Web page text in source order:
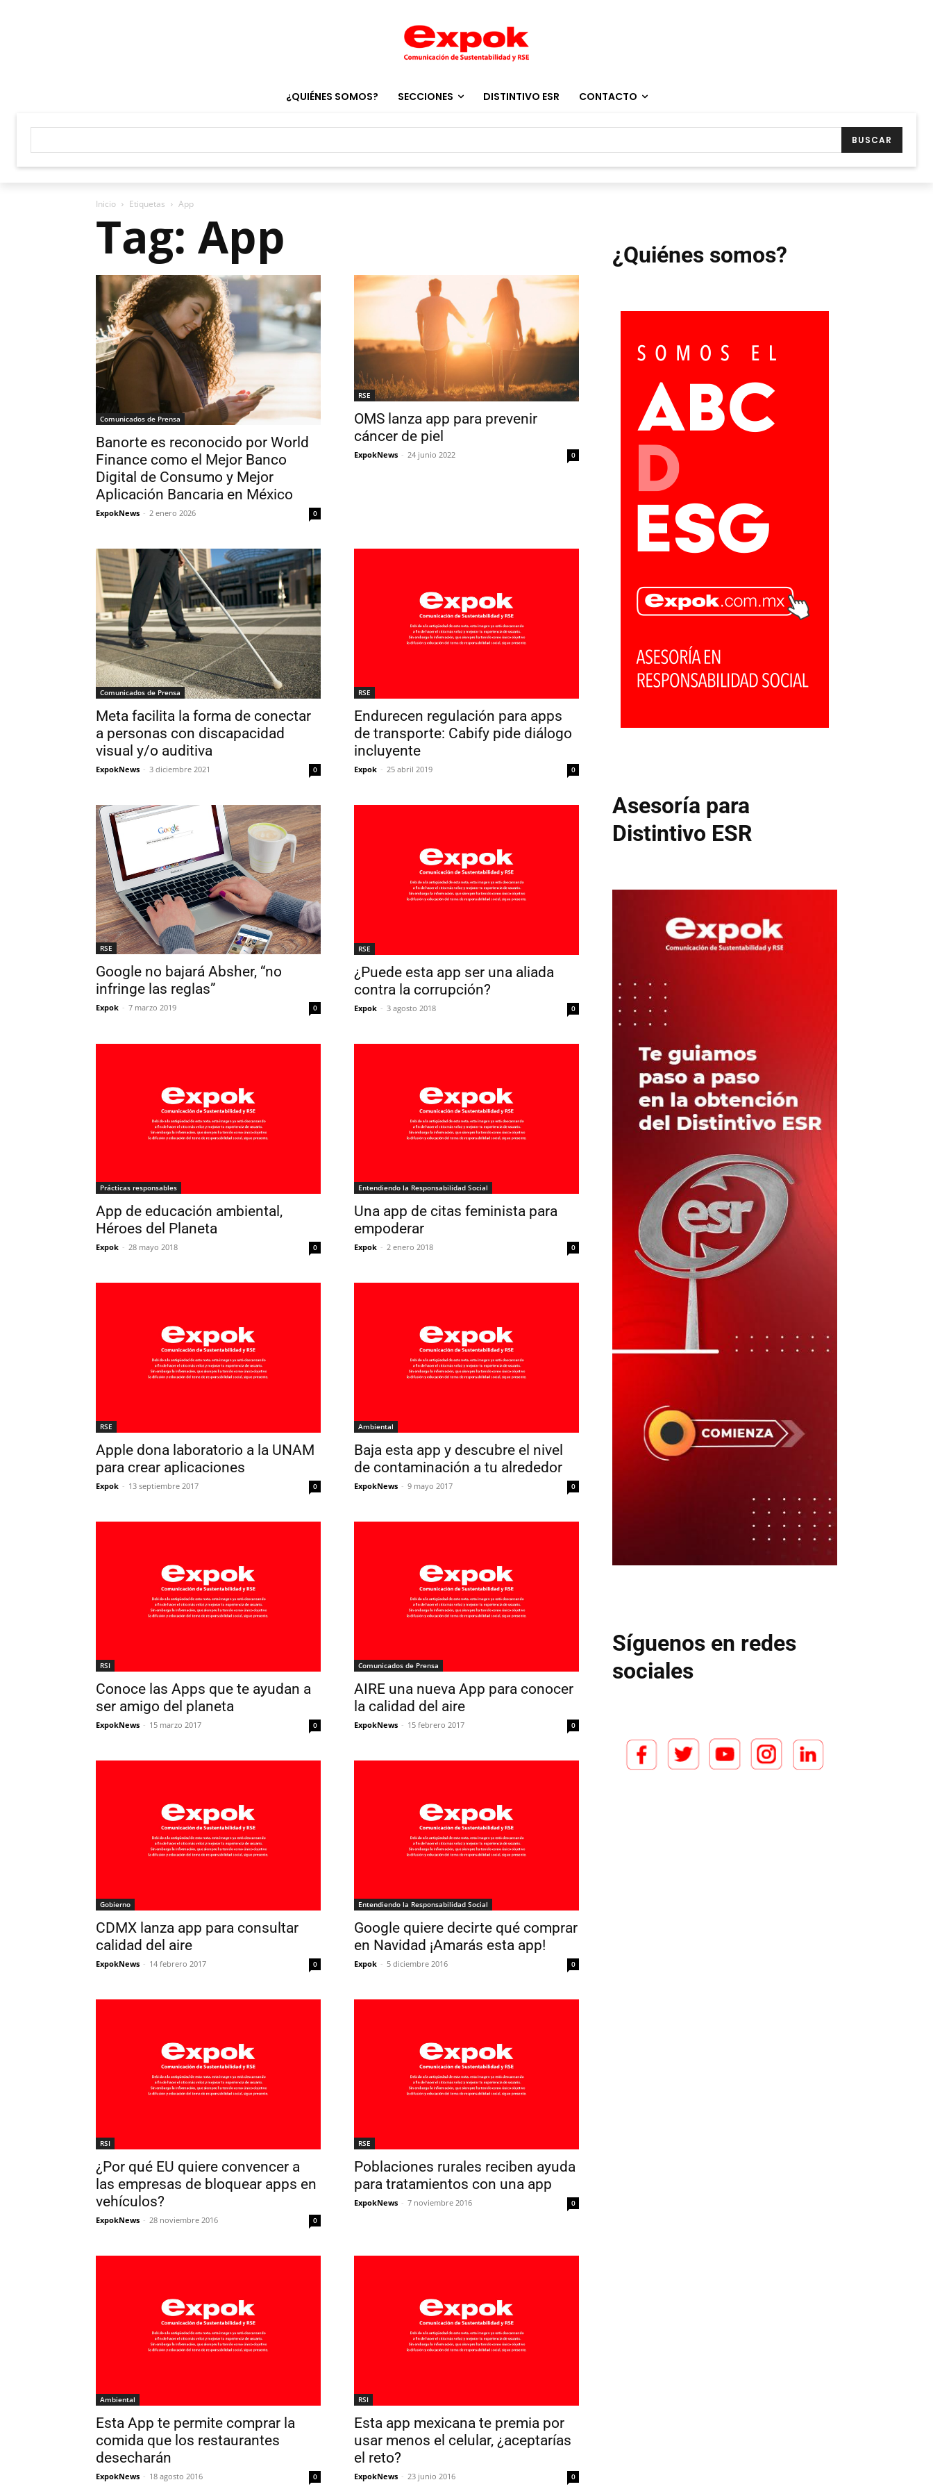
¿QUIÉNES SOMOS? SECCIONES DISTINTIVO ESR CONTACTO
BUSCAR
Inicio Etiquetas App
Tag: App
Comunicados de Prensa
Banorte es reconocido por World
Finance como el Mejor Banco
Digital de Consumo y Mejor
Aplicación Bancaria en México
ExpokNews - 2 enero 2026 0
RSE
OMS lanza app para prevenir
cáncer de piel
ExpokNews - 24 junio 2022 0
Comunicados de Prensa
Meta facilita la forma de conectar
a personas con discapacidad
visual y/o auditiva
ExpokNews - 3 diciembre 2021 0
RSE
Endurecen regulación para apps
de transporte: Cabify pide diálogo
incluyente
Expok - 25 abril 2019 0
RSE
Google no bajará Absher, “no
infringe las reglas”
Expok - 7 marzo 2019 0
RSE
¿Puede esta app ser una aliada
contra la corrupción?
Expok - 3 agosto 2018 0
Prácticas responsables
App de educación ambiental,
Héroes del Planeta
Expok - 28 mayo 2018 0
Entendiendo la Responsabilidad Social
Una app de citas feminista para
empoderar
Expok - 2 enero 2018 0
RSE
Apple dona laboratorio a la UNAM
para crear aplicaciones
Expok - 13 septiembre 2017 0
Ambiental
Baja esta app y descubre el nivel
de contaminación a tu alrededor
ExpokNews - 9 mayo 2017 0
RSI
Conoce las Apps que te ayudan a
ser amigo del planeta
ExpokNews - 15 marzo 2017 0
Comunicados de Prensa
AIRE una nueva App para conocer
la calidad del aire
ExpokNews - 15 febrero 2017 0
Gobierno
CDMX lanza app para consultar
calidad del aire
ExpokNews - 14 febrero 2017 0
Entendiendo la Responsabilidad Social
Google quiere decirte qué comprar
en Navidad ¡Amarás esta app!
Expok - 5 diciembre 2016 0
RSI
¿Por qué EU quiere convencer a
las empresas de bloquear apps en
vehículos?
ExpokNews - 28 noviembre 2016 0
RSE
Poblaciones rurales reciben ayuda
para tratamientos con una app
ExpokNews - 7 noviembre 2016 0
Ambiental
Esta App te permite comprar la
comida que los restaurantes
desecharán
ExpokNews - 18 agosto 2016 0
RSI
Esta app mexicana te premia por
usar menos el celular, ¿aceptarías
el reto?
ExpokNews - 23 junio 2016 0
¿Quiénes somos?
Asesoría para
Distintivo ESR
Síguenos en redes
sociales